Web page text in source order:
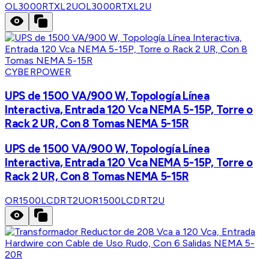
OL3000RTXL2UOL3000RTXL2U
CYBERPOWER
UPS de 1500 VA/900 W, Topología Línea
Interactiva, Entrada 120 Vca NEMA 5-15P, Torre o
Rack 2 UR, Con 8 Tomas NEMA 5-15R
UPS de 1500 VA/900 W, Topología Línea
Interactiva, Entrada 120 Vca NEMA 5-15P, Torre o
Rack 2 UR, Con 8 Tomas NEMA 5-15R
OR1500LCDRT2UOR1500LCDRT2U